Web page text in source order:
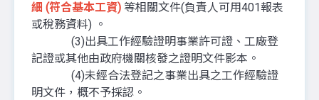
細 (符合基本工資) 等相關文件(負責人可用401報表
或稅務資料) 。
(3)出具工作經驗證明事業許可證、工廠登
記證或其他由政府機關核發之證明文件影本。
(4)未經合法登記之事業出具之工作經驗證
明文件，概不予採認。